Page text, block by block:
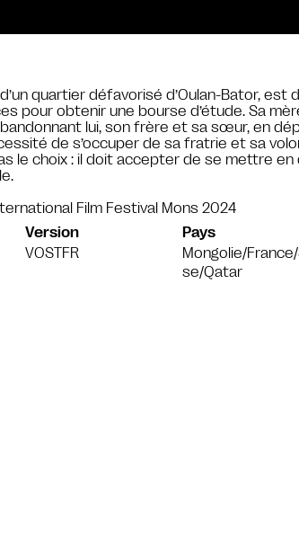
quartier défavorisé d’Oulan-Bator, est
pour obtenir une bourse d’étude. Sa
lui, son frère et sa sœur, en
de s’occuper de sa fratrie et sa
le choix : il doit accepter de se mettre
Film Festival Mons 2024
Version
VOSTFR
Pays
Mongolie/
se/Qatar